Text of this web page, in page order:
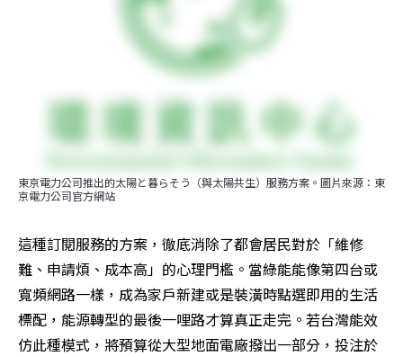
東京電力公司推出的太陽と暮らそう（與太陽共生）服務方案。圖片來源：東
京電力公司官方網站
這種訂閱服務的方案，徹底消除了都會居民對於「維修
難、申請煩、成本高」的心理門檻。當綠能能像第四台或
寬頻網路一樣，成為家戶新建或是裝潢時點選即用的生活
標配，能源轉型的最後一哩路才算真正走完。若台灣能效
仿此種模式，將預算從大型地面電廠撥出一部分，投注於